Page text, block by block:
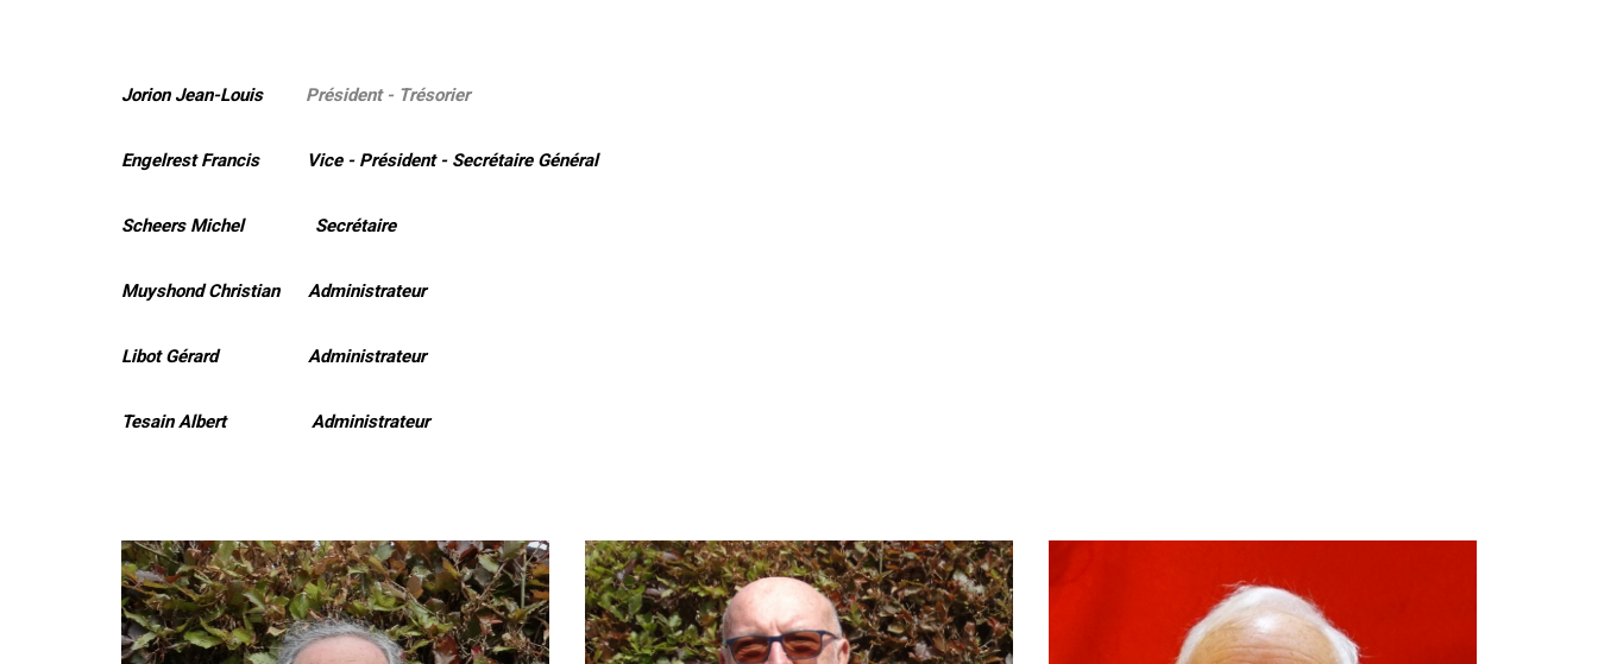
Jorion Jean-Louis Président - Trésorier
Engelrest Francis Vice - Président - Secrétaire Général
Scheers Michel Secrétaire
Muyshond Christian Administrateur
Libot Gérard Administrateur
Tesain Albert Administrateur